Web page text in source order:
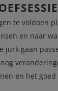
te voldoen
en naar
jurk gaan
en het